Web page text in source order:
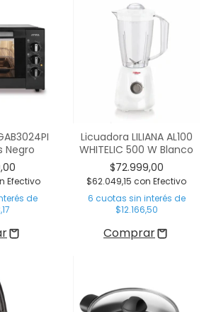
Negro
Efectivo
de
Licuadora LILIANA AL100
WHITELIC 500 W Blanco
$72.999,00
$62.049,15 con Efectivo
6 cuotas sin interés de
$12.166,50